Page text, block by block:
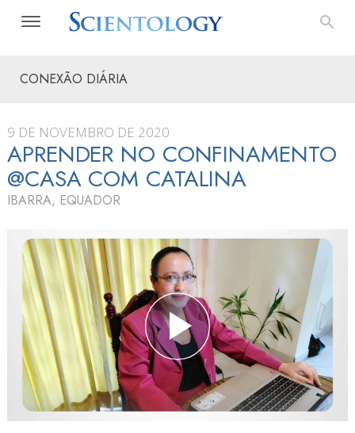
CONEXÃO DIÁRIA
9 DE NOVEMBRO DE 2020
APRENDER NO CONFINAMENTO
@CASA COM CATALINA
IBARRA, EQUADOR